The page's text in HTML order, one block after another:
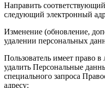
Направить
следующий электронный
Изменение (обновление,
удалении персональных
Пользователь имеет право
удалить Персональные
специального запроса
адресу: